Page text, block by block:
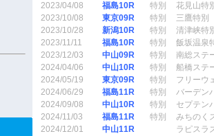
2023/04/08
福島10R 特別
花見山特
2023/10/08
東京09R 特別
三鷹特別
2023/10/28
新潟10R 特別
清津峡特
2023/11/11
福島10R 特別
飯坂温泉
2023/12/03
中山09R 特別
南総ステ
2024/04/06
中山10R 特別
船橋ステ
2024/05/19
東京09R 特別
フリーウ
2024/06/29
福島11R 特別
バーデン
2024/09/08
中山10R 特別
セプテン
2024/11/03
福島11R 特別
みちのく
2024/12/01
中山11R
ラピスラ